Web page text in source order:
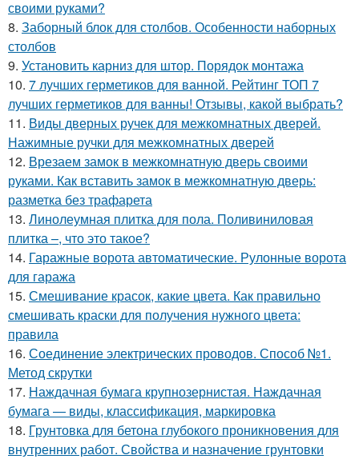
своими руками?
8. Заборный блок для столбов. Особенности наборных
столбов
9. Установить карниз для штор. Порядок монтажа
10. 7 лучших герметиков для ванной. Рейтинг ТОП 7
лучших герметиков для ванны! Отзывы, какой выбрать?
11. Виды дверных ручек для межкомнатных дверей.
Нажимные ручки для межкомнатных дверей
12. Врезаем замок в межкомнатную дверь своими
руками. Как вставить замок в межкомнатную дверь:
разметка без трафарета
13. Линолеумная плитка для пола. Поливиниловая
плитка –, что это такое?
14. Гаражные ворота автоматические. Рулонные ворота
для гаража
15. Смешивание красок, какие цвета. Как правильно
смешивать краски для получения нужного цвета:
правила
16. Соединение электрических проводов. Способ №1.
Метод скрутки
17. Наждачная бумага крупнозернистая. Наждачная
бумага — виды, классификация, маркировка
18. Грунтовка для бетона глубокого проникновения для
внутренних работ. Свойства и назначение грунтовки